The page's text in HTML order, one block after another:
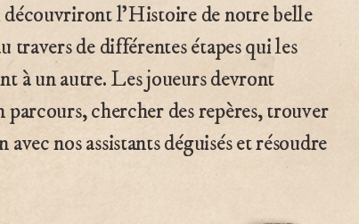
l’Histoire de notre belle
travers de différentes étapes qui les
à un autre. Les joueurs devront
parcours, chercher des repères, trouver
nos assistants déguisés et résoudre